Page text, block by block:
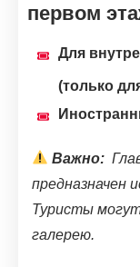
первом
Для
(только
Важно:
предназначен
Туристы
галерею.